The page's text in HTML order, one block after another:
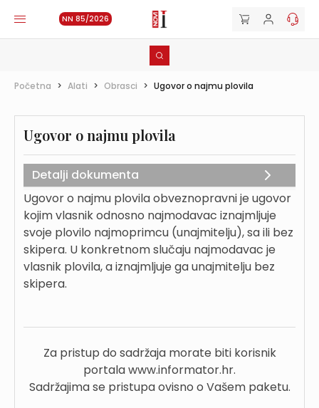
NN 85/2026
Početna > Alati > Obrasci > Ugovor o najmu plovila
Ugovor o najmu plovila
Detalji dokumenta
Ugovor o najmu plovila obveznopravni je ugovor
kojim vlasnik odnosno najmodavac iznajmljuje
svoje plovilo najmoprimcu (unajmitelju), sa ili bez
skipera. U konkretnom slučaju najmodavac je
vlasnik plovila, a iznajmljuje ga unajmitelju bez
skipera.
Za pristup do sadržaja morate biti korisnik
portala www.informator.hr.
Sadržajima se pristupa ovisno o Vašem paketu.